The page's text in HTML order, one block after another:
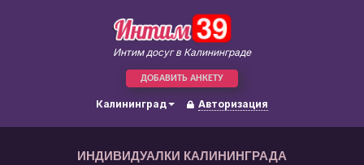
Интим досуг в Калининграде
ДОБАВИТЬ АНКЕТУ
Калининград Авторизация
ИНДИВИДУАЛКИ КАЛИНИНГРАДА